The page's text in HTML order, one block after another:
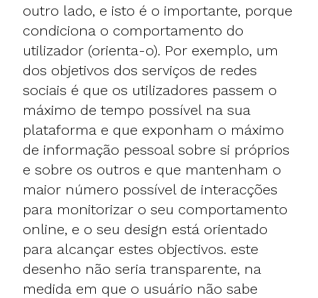
outro lado, e isto é o importante, porque
condiciona o comportamento do
utilizador (orienta-o). Por exemplo, um
dos objetivos dos serviços de redes
sociais é que os utilizadores passem o
máximo de tempo possível na sua
plataforma e que exponham o máximo
de informação pessoal sobre si próprios
e sobre os outros e que mantenham o
maior número possível de interacções
para monitorizar o seu comportamento
online, e o seu design está orientado
para alcançar estes objectivos. este
desenho não seria transparente, na
medida em que o usuário não sabe